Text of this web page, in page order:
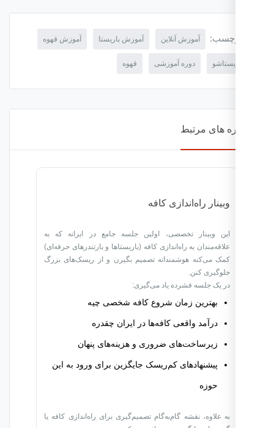
آموزش آنلاین آموزش باریستا آموزش قهوه
دوره آموزشی قهوه
های مرتبط
وبینار راه‌اندازی کافه
این وبینار تخصصی، اولین جلسه جامع در ایرانه که به
علاقه‌مندان به راه‌اندازی کافه (باریستاها و بارتندرهای حرفه‌ای)
کمک می‌کنه هوشمندانه تصمیم بگیرن و از ریسک‌های بزرگ
جلوگیری کنن.
در یک جلسه فشرده یاد می‌گیری:
بهترین زمان شروع کافه شخصی چیه
درآمد واقعی کافه‌ها در ایران چقدره
زیرساخت‌های ضروری و هزینه‌های پنهان
پیشنهادهای کم‌ریسک جایگزین برای ورود به این
به علاوه، نقشه گام‌به‌گام تصمیم‌گیری برای راه‌اندازی کافه یا